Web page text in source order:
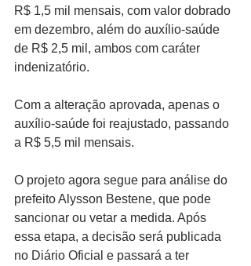
R$ 1,5 mil mensais, com valor dobrado
em dezembro, além do auxílio-saúde
de R$ 2,5 mil, ambos com caráter
indenizatório.
Com a alteração aprovada, apenas o
auxílio-saúde foi reajustado, passando
a R$ 5,5 mil mensais.
O projeto agora segue para análise do
prefeito Alysson Bestene, que pode
sancionar ou vetar a medida. Após
essa etapa, a decisão será publicada
no Diário Oficial e passará a ter